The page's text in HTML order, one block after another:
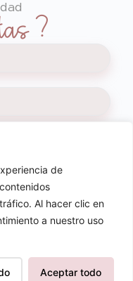
de
Al hacer clic en
a nuestro uso
Aceptar todo
nuestra
recepción de